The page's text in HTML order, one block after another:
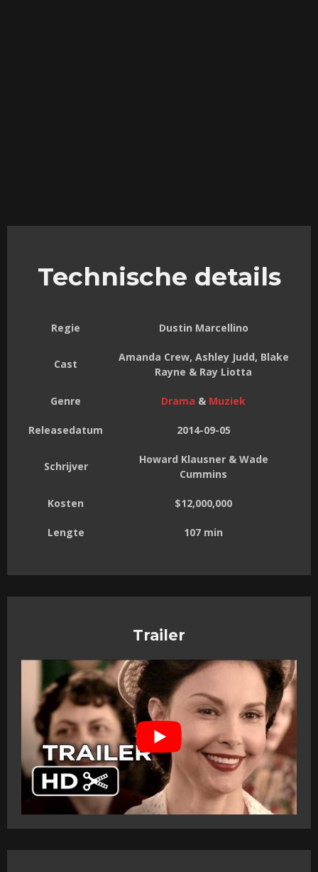
Technische details
Regie Dustin Marcellino
Cast
Amanda Crew, Ashley Judd, Blake
Rayne & Ray Liotta
Genre Drama & Muziek
Releasedatum 2014-09-05
Schrijver
Howard Klausner & Wade
Cummins
Kosten $12,000,000
Lengte 107 min
Trailer